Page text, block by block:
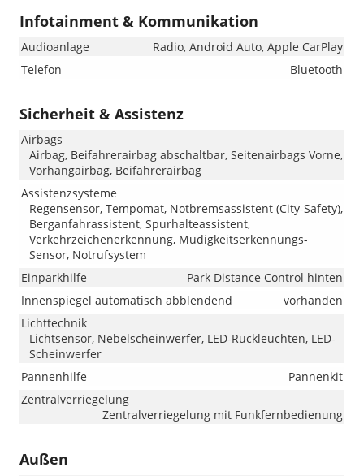
Infotainment & Kommunikation
Audioanlage
Radio, Android Auto, Apple CarPlay
Telefon
Bluetooth
Sicherheit & Assistenz
Airbags
Airbag, Beifahrerairbag abschaltbar, Seitenairbags Vorne,
Vorhangairbag, Beifahrerairbag
Assistenzsysteme
Regensensor, Tempomat, Notbremsassistent (City-Safety),
Berganfahrassistent, Spurhalteassistent,
Verkehrzeichenerkennung, Müdigkeitserkennungs-
Sensor, Notrufsystem
Einparkhilfe
Park Distance Control hinten
Innenspiegel automatisch abblendend
vorhanden
Lichttechnik
Lichtsensor, Nebelscheinwerfer, LED-Rückleuchten, LED-
Scheinwerfer
Pannenhilfe
Pannenkit
Zentralverriegelung
Zentralverriegelung mit Funkfernbedienung
Außen